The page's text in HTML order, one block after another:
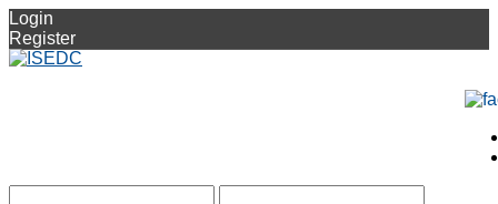
Login
Register